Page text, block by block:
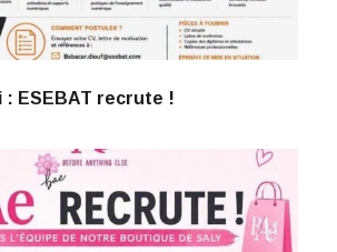
: ESEBAT recrute !